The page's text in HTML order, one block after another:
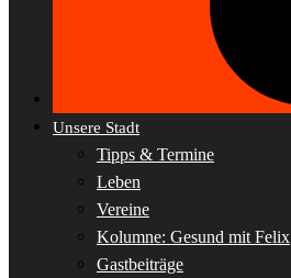
Unsere Stadt
Tipps & Termine
Leben
Vereine
Kolumne: Gesund mit Felix
Gastbeiträge